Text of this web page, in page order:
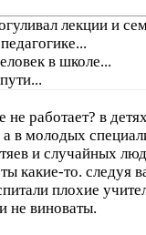
лекции и
в школе...
не работает? в
в молодых
и случайных
какие-то. следуя
плохие
не виноваты.